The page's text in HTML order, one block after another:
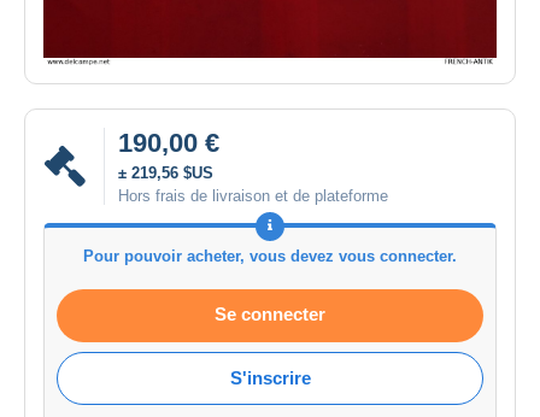
190,00 €
± 219,56 $US
Hors frais de livraison et de plateforme
Pour pouvoir acheter, vous devez vous connecter.
Se connecter
S'inscrire